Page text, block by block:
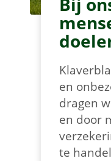
en
dragen
en door
te